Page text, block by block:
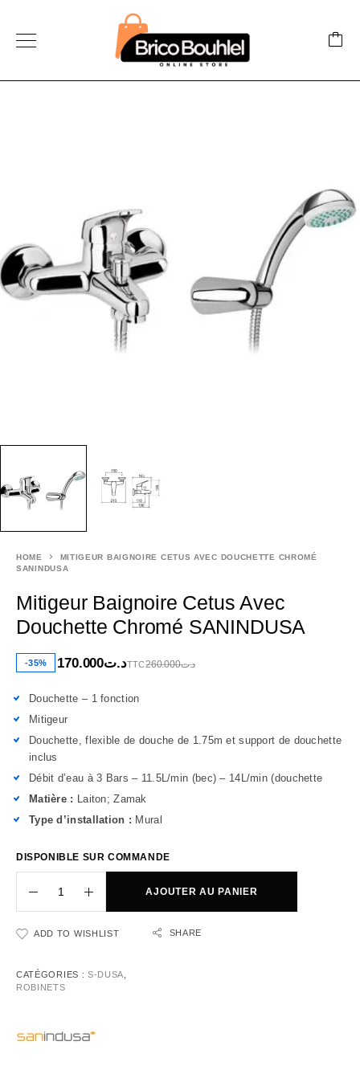
HOME
MITIGEUR BAIGNOIRE CETUS AVEC DOUCHETTE CHROMÉ
SANINDUSA
Mitigeur Baignoire Cetus Avec
Douchette Chromé SANINDUSA
-35% د.ت260.000 د.ت170.000 TTC
Douchette – 1 fonction
Mitigeur
Douchette, flexible de douche de 1.75m et support de douchette
inclus
Débit d’eau à 3 Bars – 11.5L/min (bec) – 14L/min (douchette
Matière : Laiton; Zamak
Type d’installation : Mural
DISPONIBLE SUR COMMANDE
AJOUTER AU PANIER
ADD TO WISHLIST SHARE
CATÉGORIES : S-DUSA
ROBINETS